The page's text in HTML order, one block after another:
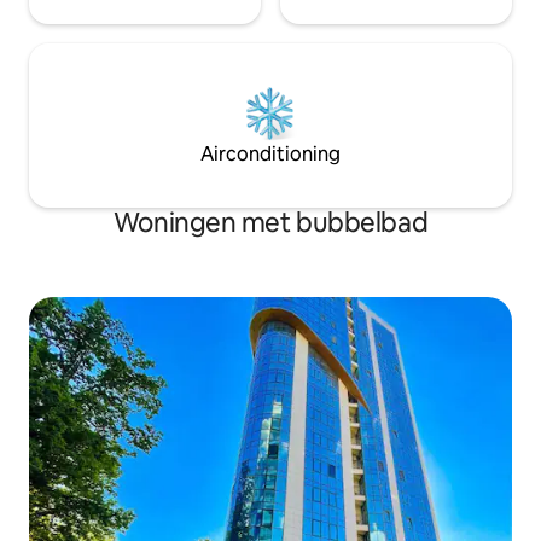
Airconditioning
Woningen met bubbelbad